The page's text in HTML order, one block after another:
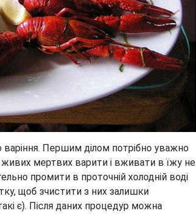
варіння. Першим ділом потрібно уважно
живих мертвих варити і вживати в їжу не
промити в проточній холодній воді
щоб зчистити з них залишки
є). Після даних процедур можна